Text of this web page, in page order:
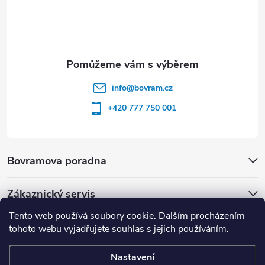
Tento web používá soubory cookie. Dalším procházením
tohoto webu vyjadřujete souhlas s jejich používáním.
Nastavení
Bovramova poradna
Zákaznický servis
info@bovram.cz
+420 777 750 001